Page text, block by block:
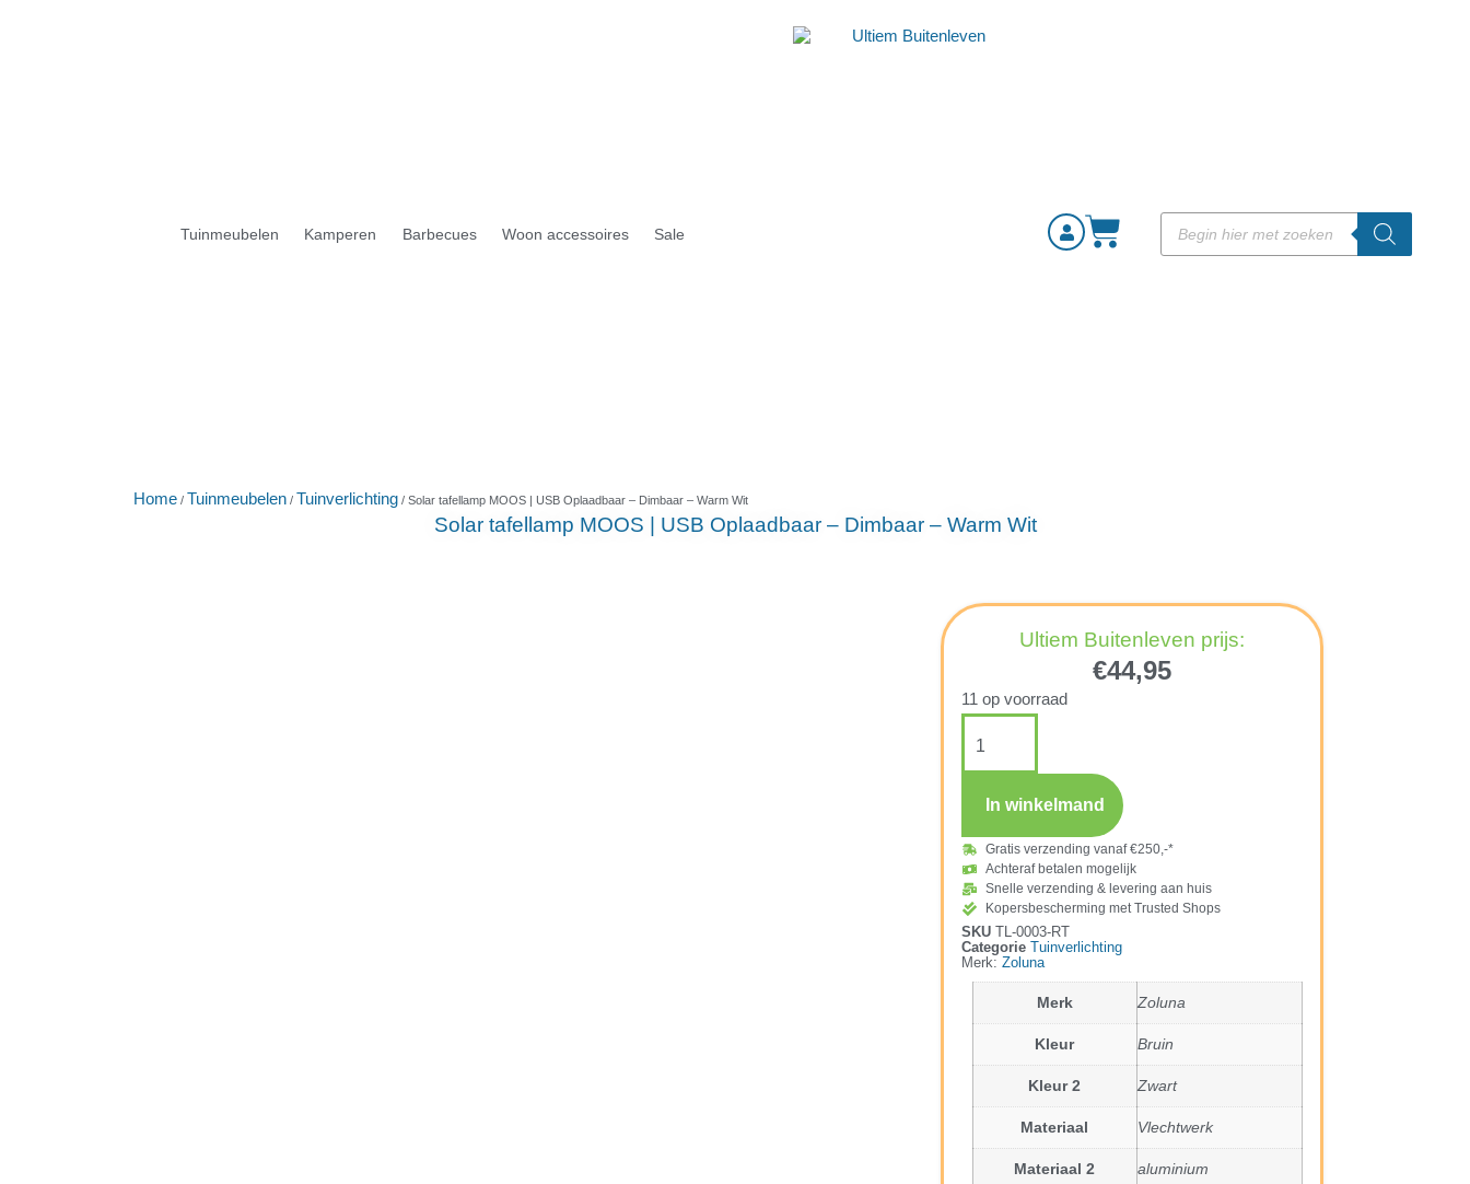
Tuinmeubelen Kamperen Barbecues Woon accessoires Sale
Home / Tuinmeubelen / Tuinverlichting / Solar tafellamp MOOS | USB Oplaadbaar – Dimbaar – Warm Wit
Solar tafellamp MOOS | USB Oplaadbaar – Dimbaar – Warm Wit
Ultiem Buitenleven prijs:
€44,95
11 op voorraad
In winkelmand
Gratis verzending vanaf €250,-*
Achteraf betalen mogelijk
Snelle verzending & levering aan huis
Kopersbescherming met Trusted Shops
SKU TL-0003-RT
Categorie Tuinverlichting
Merk: Zoluna
Merk Zoluna
Kleur Bruin
Kleur 2 Zwart
Materiaal Vlechtwerk
Materiaal 2 aluminium